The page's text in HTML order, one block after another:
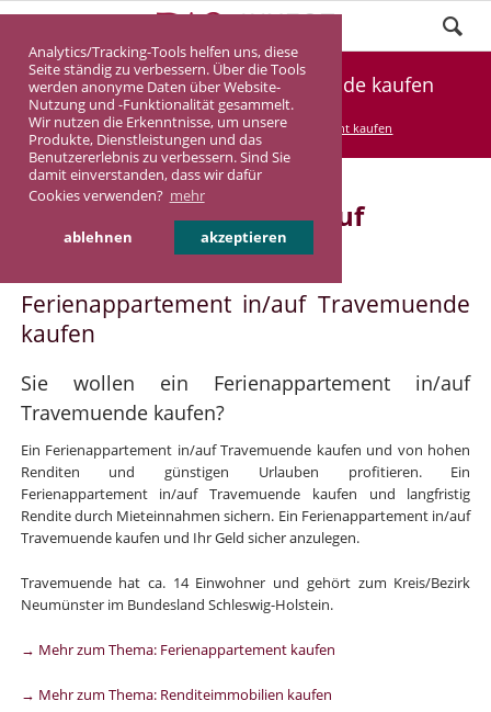
Analytics/Tracking-Tools helfen uns, diese
Seite ständig zu verbessern. Über die Tools
werden anonyme Daten über Website-
Nutzung und -Funktionalität gesammelt.
Wir nutzen die Erkenntnisse, um unsere
Produkte, Dienstleistungen und das
Benutzererlebnis zu verbessern. Sind Sie
damit einverstanden, dass wir dafür
Cookies verwenden? mehr
ablehnen akzeptieren
Ferienappartement Travemuende kaufen
DASINVEST Service Ferienappartement kaufen
Ferienappartement in/auf
Travemuende
Ferienappartement in/auf Travemuende
kaufen
Sie wollen ein Ferienappartement in/auf
Travemuende kaufen?
Ein Ferienappartement in/auf Travemuende kaufen und von hohen
Renditen und günstigen Urlauben profitieren. Ein
Ferienappartement in/auf Travemuende kaufen und langfristig
Rendite durch Mieteinnahmen sichern. Ein Ferienappartement in/auf
Travemuende kaufen und Ihr Geld sicher anzulegen.
Travemuende hat ca. 14 Einwohner und gehört zum Kreis/Bezirk
Neumünster im Bundesland Schleswig-Holstein.
→ Mehr zum Thema: Ferienappartement kaufen
→ Mehr zum Thema: Renditeimmobilien kaufen